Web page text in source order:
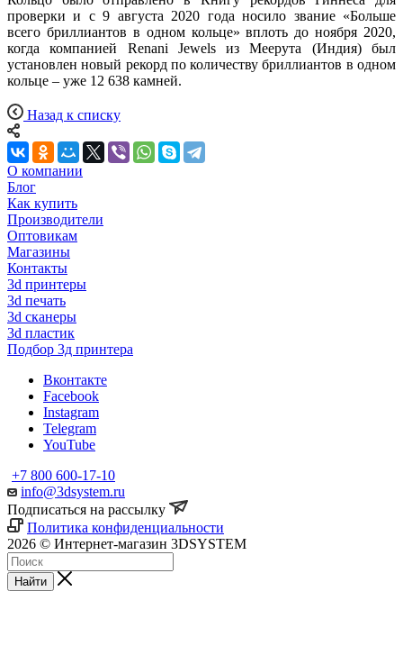
проверки и с 9 августа 2020 года носило звание «Больше
всего бриллиантов в одном кольце» вплоть до ноября 2020,
когда компанией Renani Jewels из Меерута (Индия) был
установлен новый рекорд по количеству бриллиантов в одном
кольце – уже 12 638 камней.
Назад к списку
О компании
Блог
Как купить
Производители
Оптовикам
Магазины
Контакты
3d принтеры
3d печать
3d сканеры
3d пластик
Подбор 3д принтера
Вконтакте
Facebook
Instagram
Telegram
YouTube
+7 800 600-17-10
info@3dsystem.ru
Подписаться на рассылку
Политика конфиденциальности
2026 © Интернет-магазин 3DSYSTEM
Найти